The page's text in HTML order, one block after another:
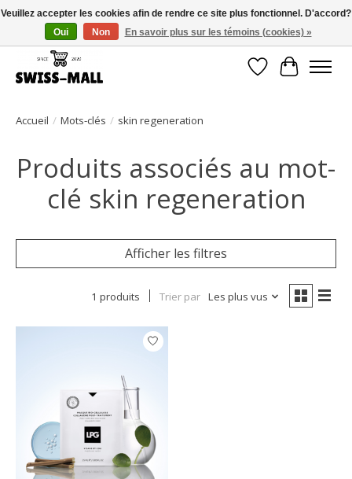
Livraison gratuite dès CHF 250 – livrée avec soin et fiabilité
Liste dePanier
Accueil / Mots-clés / skin regeneration
Produits associés au mot-
clé skin regeneration
Afficher les filtres
1 produits Trier par Les plus vus
Veuillez accepter les cookies afin de rendre ce site plus fonctionnel. D'accord?
Oui
Non En savoir plus sur les témoins (cookies) »